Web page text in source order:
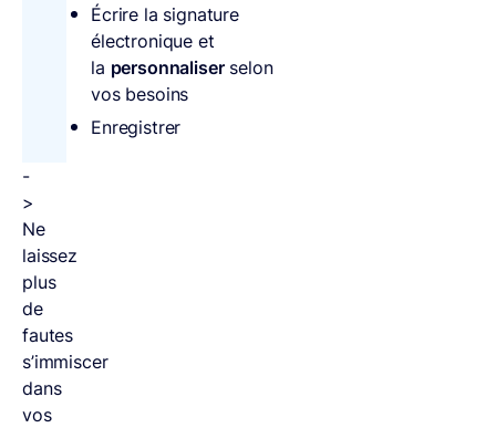
Écrire la signature
électronique et
la personnaliserselon
vos besoins
Enregistrer
-
>
Ne
laissez
plus
de
fautes
s’immiscer
dans
vos